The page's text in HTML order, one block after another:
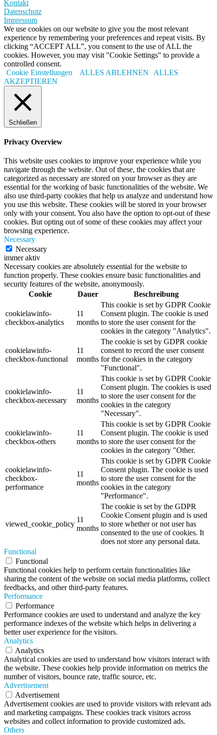
Kontakt
Datenschutz
Impressum
We use cookies on our website to give you the most relevant
experience by remembering your preferences and repeat visits. By
clicking “ACCEPT ALL”, you consent to the use of ALL the
cookies. However, you may visit "Cookie Settings" to provide a
controlled consent.
Cookie Einstellungen
ALLES ABLEHNEN
ALLES
AKZEPTIEREN
Schließen
Privacy Overview
This website uses cookies to improve your experience while you
navigate through the website. Out of these, the cookies that are
categorized as necessary are stored on your browser as they are
essential for the working of basic functionalities of the website. We
also use third-party cookies that help us analyze and understand how
you use this website. These cookies will be stored in your browser
only with your consent. You also have the option to opt-out of these
cookies. But opting out of some of these cookies may affect your
browsing experience.
Necessary
Necessary
immer aktiv
Necessary cookies are absolutely essential for the website to
function properly. These cookies ensure basic functionalities and
security features of the website, anonymously.
Cookie
Dauer Beschreibung
cookielawinfo-
checkbox-analytics
11
months
This cookie is set by GDPR Cookie
Consent plugin. The cookie is used
to store the user consent for the
cookies in the category "Analytics".
cookielawinfo-
checkbox-functional
11
months
The cookie is set by GDPR cookie
consent to record the user consent
for the cookies in the category
"Functional".
cookielawinfo-
checkbox-necessary
11
months
This cookie is set by GDPR Cookie
Consent plugin. The cookies is used
to store the user consent for the
cookies in the category
"Necessary".
cookielawinfo-
checkbox-others
11
months
This cookie is set by GDPR Cookie
Consent plugin. The cookie is used
to store the user consent for the
cookies in the category "Other.
cookielawinfo-
checkbox-
performance
11
months
This cookie is set by GDPR Cookie
Consent plugin. The cookie is used
to store the user consent for the
cookies in the category
"Performance".
viewed_cookie_policy
11
months
The cookie is set by the GDPR
Cookie Consent plugin and is used
to store whether or not user has
consented to the use of cookies. It
does not store any personal data.
Functional
Functional
Functional cookies help to perform certain functionalities like
sharing the content of the website on social media platforms, collect
feedbacks, and other third-party features.
Performance
Performance
Performance cookies are used to understand and analyze the key
performance indexes of the website which helps in delivering a
better user experience for the visitors.
Analytics
Analytics
Analytical cookies are used to understand how visitors interact with
the website. These cookies help provide information on metrics the
number of visitors, bounce rate, traffic source, etc.
Advertisement
Advertisement
Advertisement cookies are used to provide visitors with relevant ads
and marketing campaigns. These cookies track visitors across
websites and collect information to provide customized ads.
Others